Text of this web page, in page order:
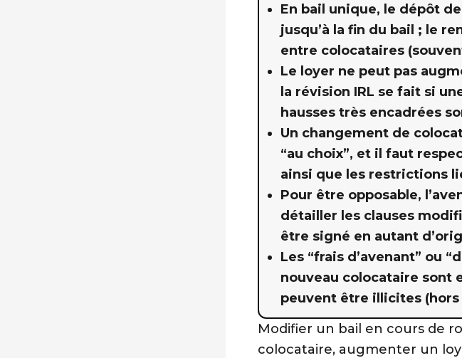
En bail unique, le dépôt
jusqu’à la fin du bail ; le
entre colocataires
Le loyer ne peut pas
la révision IRL se fait si
hausses très encadrées
Un changement de
“au choix”, et il faut
ainsi que les restrictions
Pour être opposable,
détailler les clauses
être signé en autant
Les “frais d’avenant” ou
nouveau colocataire sont
peuvent être illicites
Modifier un bail en cours de
colocataire, augmenter un